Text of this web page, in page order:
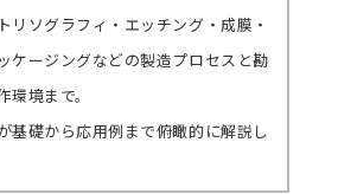
リソグラフィ・エッチング・成膜・
ケージングなどの製造プロセスと勘
境まで。
基礎から応用例まで俯瞰的に解説し